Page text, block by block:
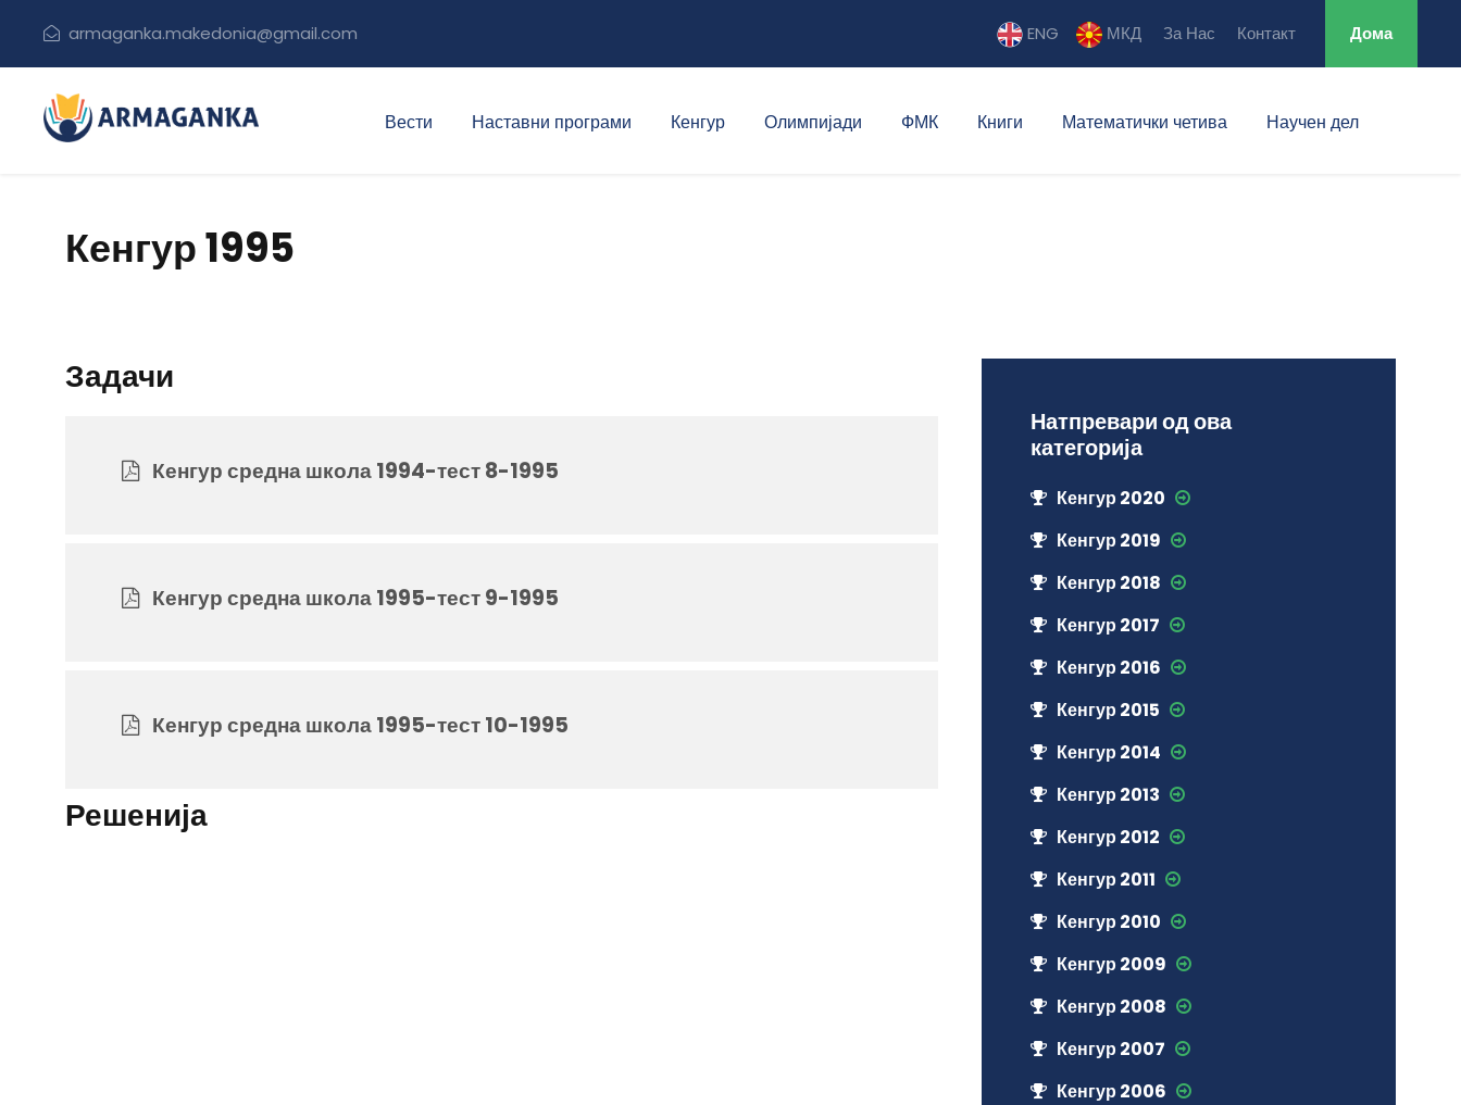
armaganka.makedonia@gmail.com ENG МКД За Нас Контакт Дома
Вести Наставни програми Кенгур Олимпијади ФМК Книги Математички четива Научен дел
Кенгур 1995
Задачи
Кенгур средна школа 1994-тест 8-1995
Кенгур средна школа 1995-тест 9-1995
Кенгур средна школа 1995-тест 10-1995
Решенија
Натпревари од ова
категорија
Кенгур 2020
Кенгур 2019
Кенгур 2018
Кенгур 2017
Кенгур 2016
Кенгур 2015
Кенгур 2014
Кенгур 2013
Кенгур 2012
Кенгур 2011
Кенгур 2010
Кенгур 2009
Кенгур 2008
Кенгур 2007
Кенгур 2006